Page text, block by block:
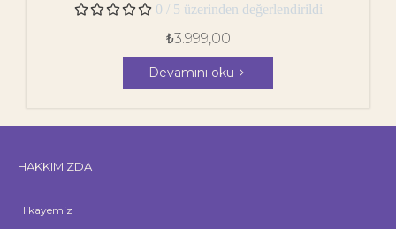
 0 / 5 üzerinden değerlendirildi
₺3.999,00
Devamını oku
HAKKIMIZDA
Hikayemiz